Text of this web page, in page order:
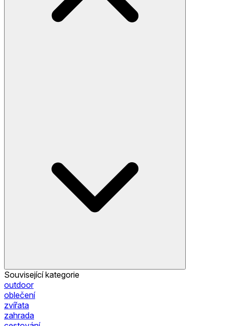
Související kategorie
outdoor
oblečení
zvířata
zahrada